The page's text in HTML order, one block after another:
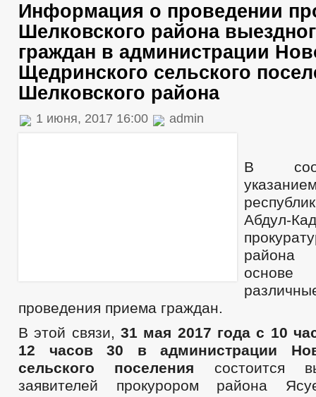
Информация о проведении
Шелковского района
граждан в администрации
Щедринского сельского
Шелковского района
1 июня, 2017 16:00 admin
В
Абдул-
района
основе
проведения приема граждан.
В этой связи, 31 мая 2017 года с 10
12 часов 30 в администрации
сельского поселения состоится
заявителей прокурором района